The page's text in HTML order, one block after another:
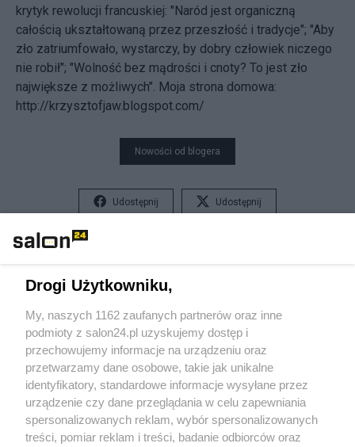
krytyk rewolucji francuskiej: "Naród jest organiczną
całością ukształtowaną przez przeszłość i tradycje"; "Aby
zło zatriumfowało, wystarczy, by dobry człowiek niczego
nie robił"; "Wolność bez mądrości i cnoty? To jest zło
największe z możliwych". Moja strona domowa:
http://krzysztofjaw.blogspot.com/
Nowości od blogera
Udostępnij Udostępnij
Gospodarka
PZPN traci kluczowego sponsora. Brzoska i InPost
kończą długi etap
Redakcja
Drogi Użytkowniku,
My, naszych 1162 zaufanych partnerów oraz inne
podmioty z salon24.pl uzyskujemy dostęp i
przechowujemy informacje na urządzeniu oraz
przetwarzamy dane osobowe, takie jak unikalne
identyfikatory, standardowe informacje wysyłane przez
urządzenie czy dane przeglądania w celu zapewniania
spersonalizowanych reklam, wybór spersonalizowanych
treści, pomiar reklam i treści, badanie odbiorców oraz